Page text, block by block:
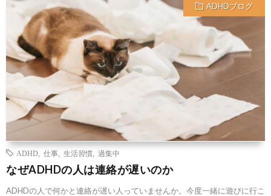
ADHDブログ
ADHD 仕事 生活習慣 過集中
なぜADHDの人は連絡が遅いのか
ADHDの人で何かと連絡が遅い人っていませんか。今度一緒に遊びに行こ